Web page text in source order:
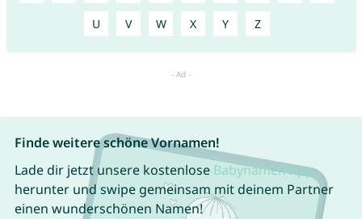
U V W X Y Z
Finde weitere schöne Vornamen!
Lade dir jetzt unsere kostenlose Babynamen App
herunter und swipe gemeinsam mit deinem Partner
einen wunderschönen Namen!